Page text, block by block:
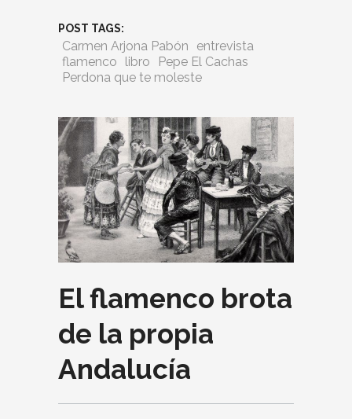
POST TAGS:
Carmen Arjona Pabón
entrevista
flamenco
libro
Pepe El Cachas
Perdona que te moleste
El flamenco brota
de la propia
Andalucía